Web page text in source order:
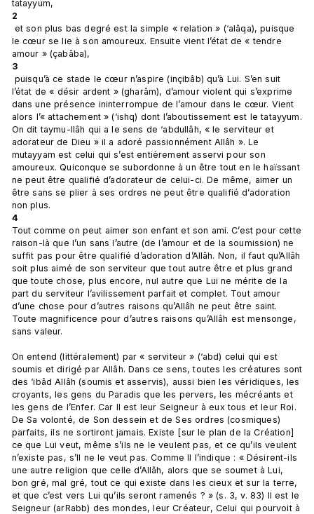
tatayyum,
2
le cœur se lie à son amoureux. Ensuite vient l’état de « tendre
amour » (çabâba),
3
l’état de « désir ardent » (gharâm), d’amour violent qui s’exprime
dans une présence ininterrompue de l’amour dans le cœur. Vient
alors l’« attachement » (‘ishq) dont l’aboutissement est le tatayyum.
On dit taymu-llâh qui a le sens de ‘abdullâh, « le serviteur et
adorateur de Dieu » il a adoré passionnément Allâh ». Le
mutayyam est celui qui s’est entièrement asservi pour son
amoureux. Quiconque se subordonne à un être tout en le haïssant
ne peut être qualifié d’adorateur de celui-ci. De même, aimer un
être sans se plier à ses ordres ne peut être qualifié d’adoration
non plus.
4
Tout comme on peut aimer son enfant et son ami. C’est pour cette
raison-là que l’un sans l’autre (de l’amour et de la soumission) ne
suffit pas pour être qualifié d’adoration d’Allâh. Non, il faut qu’Allâh
soit plus aimé de son serviteur que tout autre être et plus grand
que toute chose, plus encore, nul autre que Lui ne mérite de la
part du serviteur l’avilissement parfait et complet. Tout amour
d’une chose pour d’autres raisons qu’Allâh ne peut être saint.
Toute magnificence pour d’autres raisons qu’Allâh est mensonge,
sans valeur.
On entend (littéralement) par « serviteur » (‘abd) celui qui est
soumis et dirigé par Allâh. Dans ce sens, toutes les créatures sont
des ‘ibâd Allâh (soumis et asservis), aussi bien les véridiques, les
croyants, les gens du Paradis que les pervers, les mécréants et
les gens de l’Enfer. Car Il est leur Seigneur à eux tous et leur Roi.
De Sa volonté, de Son dessein et de Ses ordres (cosmiques)
parfaits, ils ne sortiront jamais. Existe [sur le plan de la Création]
ce que Lui veut, même s’ils ne le veulent pas, et ce qu’ils veulent
n’existe pas, s’Il ne le veut pas. Comme Il l’indique : « Désirent-ils
une autre religion que celle d’Allâh, alors que se soumet à Lui,
bon gré, mal gré, tout ce qui existe dans les cieux et sur la terre,
et que c’est vers Lui qu’ils seront ramenés ? » (s. 3, v. 83) Il est le
Seigneur (arRabb) des mondes, leur Créateur, Celui qui pourvoit à